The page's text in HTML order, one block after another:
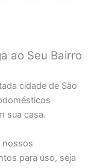
ao Seu Bairro
cidade de São
sua casa.
nossos
para uso, seja